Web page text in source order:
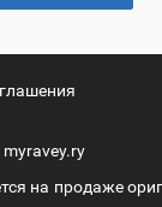
myravey.ry
на продаже